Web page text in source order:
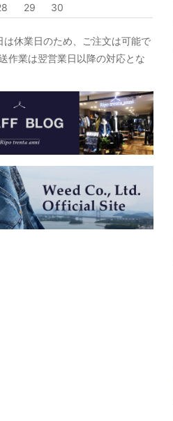
29 30
は休業日のため、ご注文は可能で
作業は翌営業日以降の対応とな